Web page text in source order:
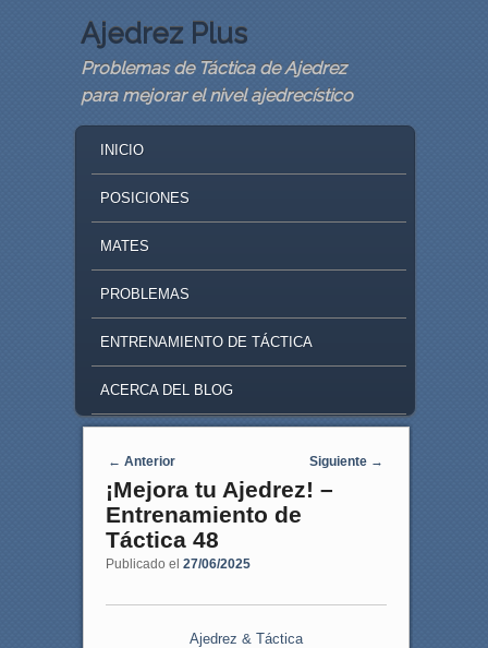
Ajedrez Plus
Problemas de Táctica de Ajedrez
para mejorar el nivel ajedrecístico
SKIP TO PRIMARY CONTENT
SKIP TO SECONDARY CONTENT
INICIO
POSICIONES
MATES
PROBLEMAS
ENTRENAMIENTO DE TÁCTICA
ACERCA DEL BLOG
Navegaci�n de entradas
← Anterior Siguiente →
¡Mejora tu Ajedrez! –
Entrenamiento de
Táctica 48
Publicado el 27/06/2025
Ajedrez & Táctica